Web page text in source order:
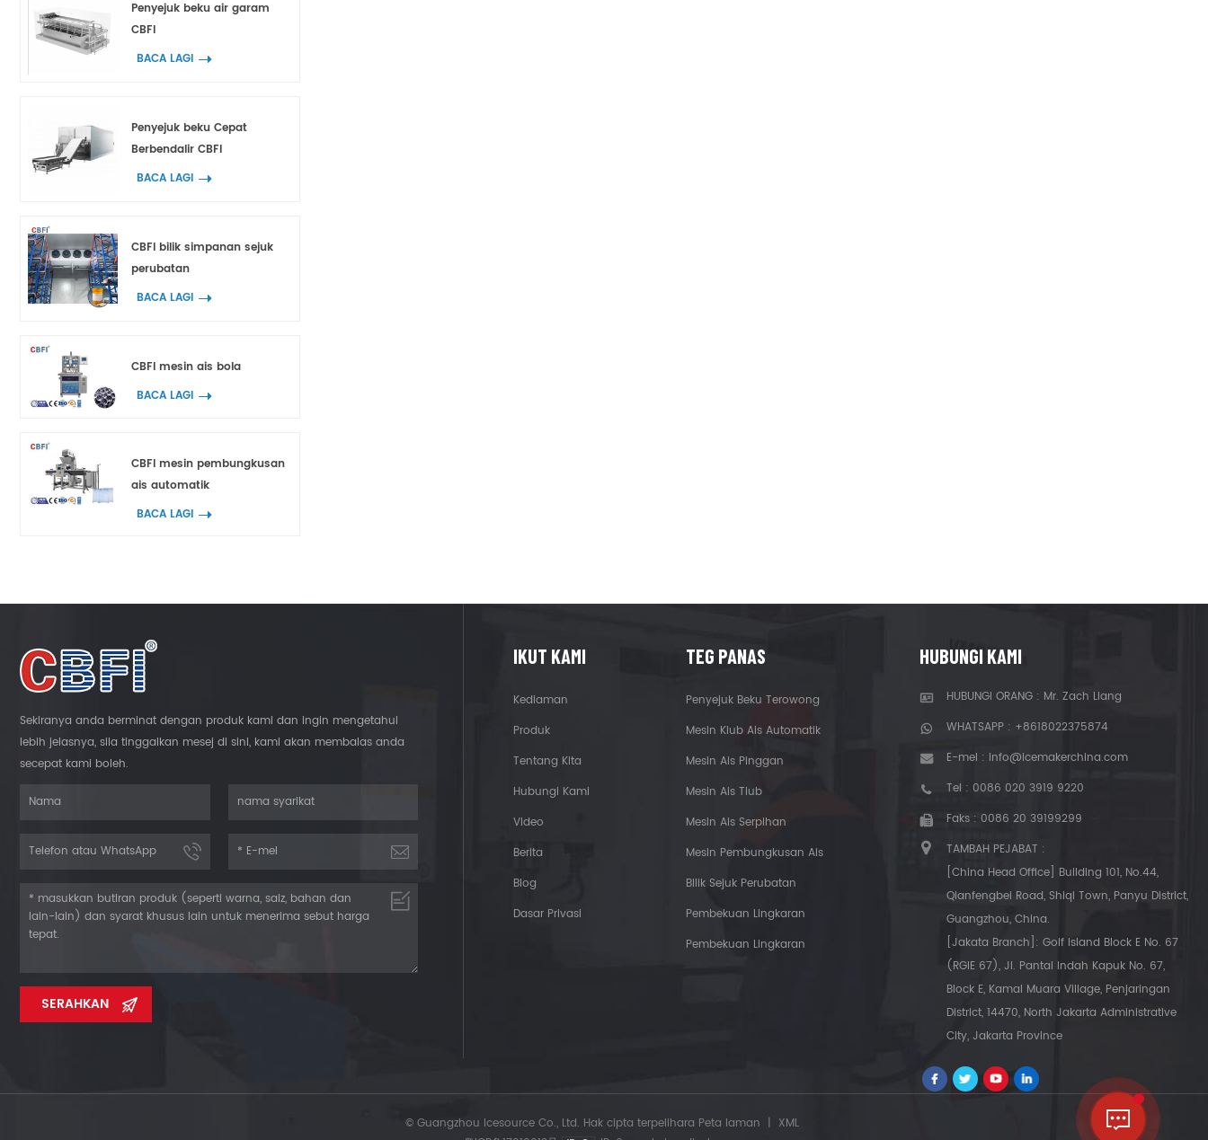
Penyejuk beku air garam
CBFI
BACA LAGI
Penyejuk beku Cepat
Berbendalir CBFI
BACA LAGI
CBFI bilik simpanan sejuk
perubatan
BACA LAGI
CBFI mesin ais bola
BACA LAGI
CBFI mesin pembungkusan
ais automatik
BACA LAGI
Sekiranya anda berminat dengan produk kami dan ingin mengetahui
lebih jelasnya, sila tinggalkan mesej di sini, kami akan membalas anda
secepat kami boleh.
IKUT KAMI
Kediaman
Produk
Tentang Kita
Hubungi Kami
Video
Berita
Blog
Dasar Privasi
TEG PANAS
Penyejuk Beku Terowong
Mesin Kiub Ais Automatik
Mesin Ais Pinggan
Mesin Ais Tiub
Mesin Ais Serpihan
Mesin Pembungkusan Ais
Bilik Sejuk Perubatan
Pembekuan Lingkaran
Pembekuan Lingkaran
HUBUNGI KAMI
HUBUNGI ORANG : Mr. Zach Liang
WHATSAPP : +8618022375874
E-mel : info@icemakerchina.com
Tel : 0086 020 3919 9220
Faks : 0086 20 39199299
TAMBAH PEJABAT :
[China Head Office] Building 101, No.44,
Qianfengbei Road, Shiqi Town, Panyu District,
Guangzhou, China.
[Jakata Branch]: Golf Island Block E No. 67
(RGIE 67), Jl. Pantai Indah Kapuk No. 67,
Block E, Kamal Muara Village, Penjaringan
District, 14470, North Jakarta Administrative
City, Jakarta Province
© Guangzhou Icesource Co., Ltd. Hak cipta terpelihara Peta laman | XML